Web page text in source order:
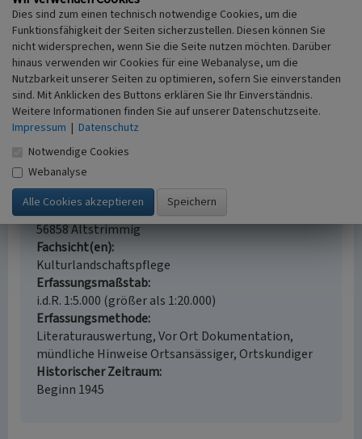
Quelle
Freundliche Hinweise von Ortsbügermeister Hans-Werner
Peifer (per E-Mail am 25.10.2022).
Lindenbäumchen an der Kirche in Altstrimmig
Baum
Straße / Hausnummer
Kirchstraße 33 an
Ort
56858 Altstrimmig
Fachsicht(en)
Kulturlandschaftspflege
Erfassungsmaßstab
i.d.R. 1:5.000 (größer als 1:20.000)
Erfassungsmethode
Literaturauswertung, Vor Ort Dokumentation,
mündliche Hinweise Ortsansässiger, Ortskundiger
Historischer Zeitraum
Beginn 1945
Dies sind zum einen technisch notwendige Cookies, um die
Funktionsfähigkeit der Seiten sicherzustellen. Diesen können Sie
nicht widersprechen, wenn Sie die Seite nutzen möchten. Darüber
hinaus verwenden wir Cookies für eine Webanalyse, um die
Nutzbarkeit unserer Seiten zu optimieren, sofern Sie einverstanden
sind. Mit Anklicken des Buttons erklären Sie Ihr Einverständnis.
Weitere Informationen finden Sie auf unserer Datenschutzseite.
Impressum | Datenschutz
Notwendige Cookies
Webanalyse